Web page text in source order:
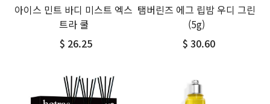
아이스 민트 바디 미스트 엑스
트라 쿨
$ 26.25
탬버린즈 에그 립밤 우디 그린
(5g)
$ 30.60